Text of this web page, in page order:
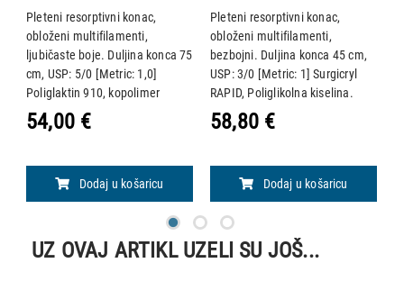
5/0, IGLA 1/2, reverse
cutting, 17 mm/75 cm,
pakiranje od 12 komada
Pleteni resorptivni konac,
obloženi multifilamenti,
ljubičaste boje. Duljina konca 75
cm, USP: 5/0 [Metric: 1,0]
Poliglaktin 910, kopolimer
sastava 90% glikolid i 10% L-
laktid. Igla: 1/2, revers cutting,
kojim se
54,00 €
Dodaj u košaricu
3/0, IGLA 1/2, reverse
cutting, 17 mm/45 cm,
pakiranje od 12 komada
Pleteni resorptivni konac,
obloženi multifilamenti,
bezbojni. Duljina konca 45 cm,
USP: 3/0 [Metric: 1] Surgicryl
RAPID, Poliglikolna kiselina.
Igla: 1/2, revers cutting, 17 mm
• Hidrolitičko djelovanje kojim
uk
58,80 €
Dodaj u košaricu
UZ OVAJ ARTIKL UZELI SU JOŠ...